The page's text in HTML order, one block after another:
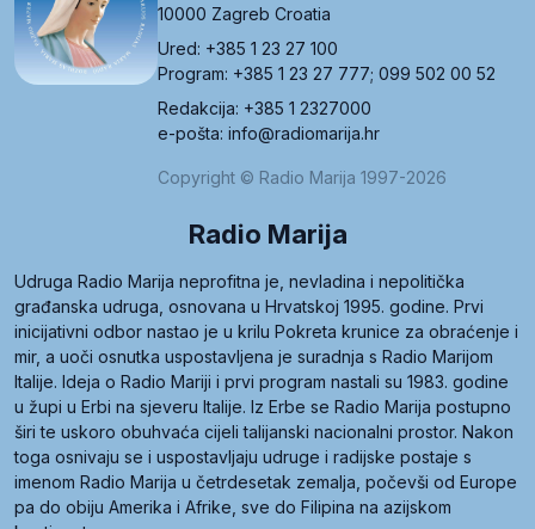
10000 Zagreb Croatia
Ured: +385 1 23 27 100
Program: +385 1 23 27 777; 099 502 00 52
Redakcija: +385 1 2327000
e-pošta: info@radiomarija.hr
Copyright © Radio Marija 1997-2026
Radio Marija
Udruga Radio Marija neprofitna je, nevladina i nepolitička
građanska udruga, osnovana u Hrvatskoj 1995. godine. Prvi
inicijativni odbor nastao je u krilu Pokreta krunice za obraćenje i
mir, a uoči osnutka uspostavljena je suradnja s Radio Marijom
Italije. Ideja o Radio Mariji i prvi program nastali su 1983. godine
u župi u Erbi na sjeveru Italije. Iz Erbe se Radio Marija postupno
širi te uskoro obuhvaća cijeli talijanski nacionalni prostor. Nakon
toga osnivaju se i uspostavljaju udruge i radijske postaje s
imenom Radio Marija u četrdesetak zemalja, počevši od Europe
pa do obiju Amerika i Afrike, sve do Filipina na azijskom